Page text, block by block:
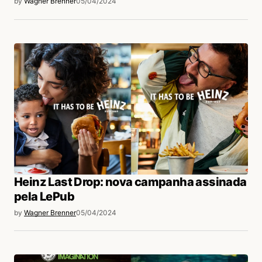
Heinz Last Drop: nova campanha assinada
pela LePub
by Wagner Brenner05/04/2024